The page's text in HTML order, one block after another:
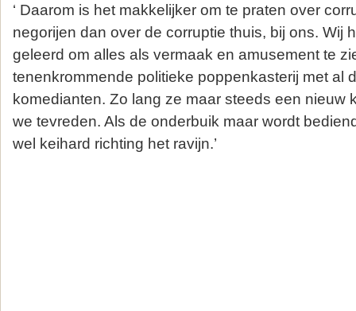
‘ Daarom is het makkelijker om te praten over
negorijen dan over de corruptie thuis, bij ons. Wij
geleerd om alles als vermaak en amusement te
tenenkrommende politieke poppenkasterij met al
komedianten. Zo lang ze maar steeds een nieuw
we tevreden. Als de onderbuik maar wordt
wel keihard richting het ravijn.’